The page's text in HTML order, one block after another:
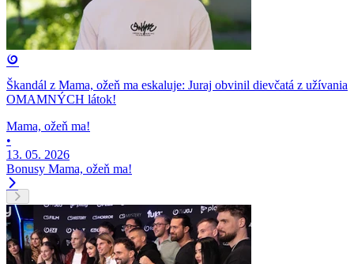
Škandál z Mama, ožeň ma eskaluje: Juraj obvinil dievčatá z užívania
OMAMNÝCH látok!
Mama, ožeň ma!
•
13. 05. 2026
Bonusy Mama, ožeň ma!